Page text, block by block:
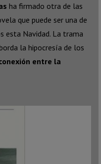
ha firmado otra de las
que puede ser una de
esta Navidad. La trama
la hipocresía de los
entre la